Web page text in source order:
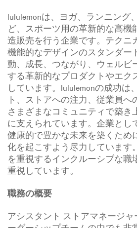
lululemonは、ヨガ、ランニング
ど、スポーツ用の革新的な高機
造販売を行う企業です。テクニ
機能的なデザインのスタンダー
動、成長、つながり、ウェルビ
する革新的なプロダクトやエク
しています。lululemonの成功は
ト、ストアへの注力、従業員へ
さまざまなコミュニティで築き
に支えられています。企業とし
健康的で豊かな未来を築くため
化を起こすよう尽力しています
を重視するインクルーシブな職
重視しています。
職務の概要
アシスタント ストアマネージャ